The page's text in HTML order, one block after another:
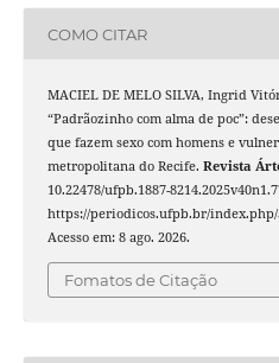
COMO CITAR
MACIEL DE MELO SILVA, Ingrid
“Padrãozinho com alma de poc”:
que fazem sexo com homens e
metropolitana do Recife. Revista
10.22478/ufpb.1887-
https://periodicos.ufpb.br/
Acesso em: 8 ago. 2026.
Fomatos de Citação